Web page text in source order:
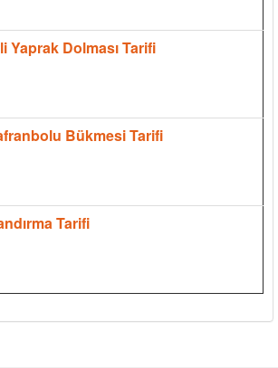
Yaprak Dolması Tarifi
Bükmesi Tarifi
Tarifi